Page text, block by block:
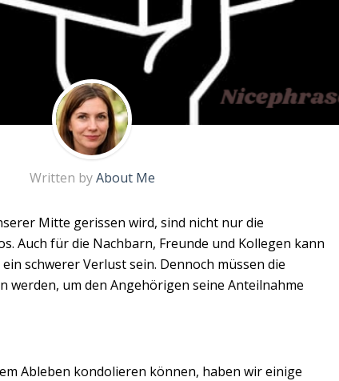
Written byAbout Me
Mitte gerissen wird, sind nicht nur die
Auch für die Nachbarn, Freunde und Kollegen kann
schwerer Verlust sein. Dennoch müssen die
werden, um den Angehörigen seine Anteilnahme
Ableben kondolieren können, haben wir einige